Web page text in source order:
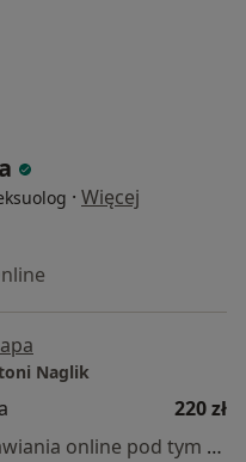
· Więcej
Naglik
220 zł
Specjalista nie oferuje umawiania online pod tym adresem.